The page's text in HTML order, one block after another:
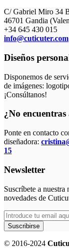
C/ Gabriel Miro 34
46701 Gandia
+34 645 430 015
info@cuticuter.com
Diseños
Disponemos de
de imágenes:
¡Consúltanos!
¿No encuentras
Ponte en contacto
diseñadora:
15
Newsletter
Suscríbete a
novedades de
© 2016-2024